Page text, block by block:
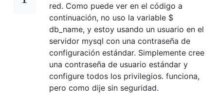
red. Como puede ver en el código a
continuación, no uso la variable $
db_name, y estoy usando un usuario en el
servidor mysql con una contraseña de
configuración estándar. Simplemente cree
una contraseña de usuario estándar y
configure todos los privilegios. funciona,
pero como dije sin seguridad.